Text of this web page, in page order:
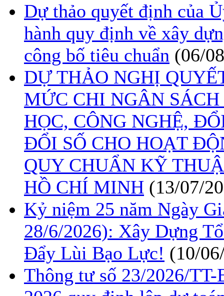
Dự thảo quyết định của
hành quy định về xây
công bố tiêu chuẩn (06/
DỰ THẢO NGHỊ
MỨC CHI NGÂN
HỌC, CÔNG NGHỆ,
ĐỔI SỐ CHO HOẠT
QUY CHUẨN KỸ
HỒ CHÍ MINH (13/07/
Kỷ niệm 25 năm Ngày
28/6/2026): Xây Dựng
Đẩy Lùi Bạo Lực! (10/
Thông tư số 23/2026/